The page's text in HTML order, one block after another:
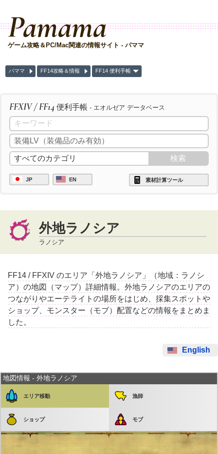
Pamama
ゲーム攻略＆PC/Mac関連の情報サイト - パママ
パママ FF14攻略＆情報 FF14 便利手帳
FFXIV / FF14 便利手帳 - エオルゼア データベース
JP EN 素材計算ツール
外地ラノシア
ラノシア
FF14 / FFXIV のエリア「外地ラノシア」（地域：ラノシ
ア）の地図（マップ）詳細情報。外地ラノシアのエリアの
つながりやエーテライトの場所をはじめ、採集スポットや
ショップ、モンスター（モブ）配置などの情報をまとめま
した。
English
地図情報 - 外地ラノシア
エリア移動 漁師
ショップ モブ